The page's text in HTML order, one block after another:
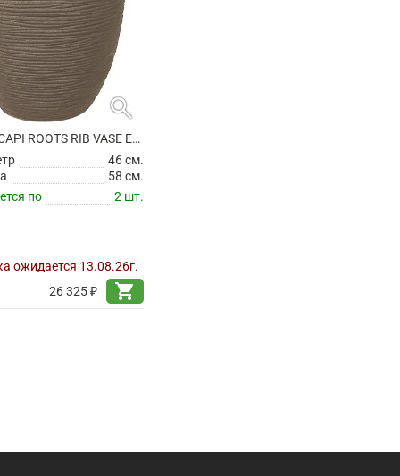
search
КАШПО CAPI ROOTS RIB VASE ELEGANT LOW WARM TAUPE
46 см.
58 см.
по
2 шт.
ожидается 13.08.26г.
26 325 ₽
shopping_cart